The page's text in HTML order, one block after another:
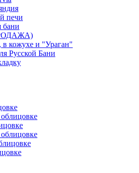
печи
бани
в кожухе и "Ураган"
Русской Бани